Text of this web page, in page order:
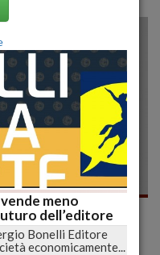
SIGILLO
meno
dell’editore
Bonelli Editore
economicamente...